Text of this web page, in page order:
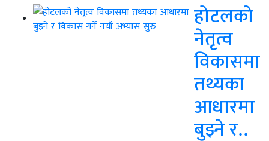
होटलको
नेतृत्व
विकासमा
तथ्यका
आधारमा
बुझ्ने र..